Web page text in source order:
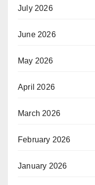
July 2026
June 2026
May 2026
April 2026
March 2026
February 2026
January 2026